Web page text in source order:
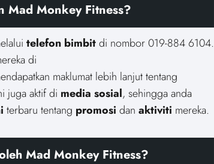
Mad Monkey Fitness?
telefon bimbitdi nombor 019-884 6104.
di
maklumat lebih lanjut tentang
juga aktif di media sosial, sehingga anda
terbaru tentang promosi dan aktiviti mereka.
Mad Monkey Fitness?